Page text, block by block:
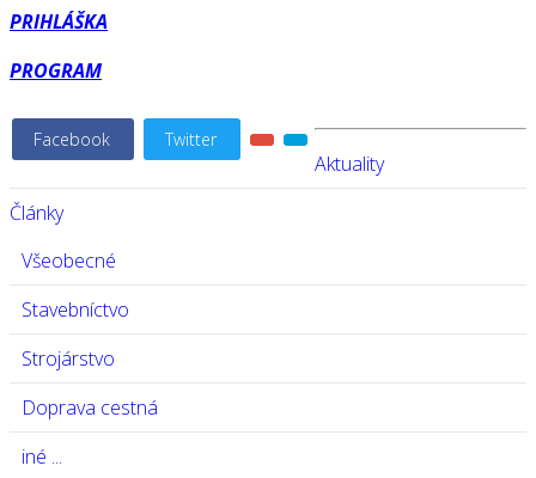
PRIHLÁŠKA
PROGRAM
Facebook Twitter
Aktuality
Články
Všeobecné
Stavebníctvo
Strojárstvo
Doprava cestná
iné ...